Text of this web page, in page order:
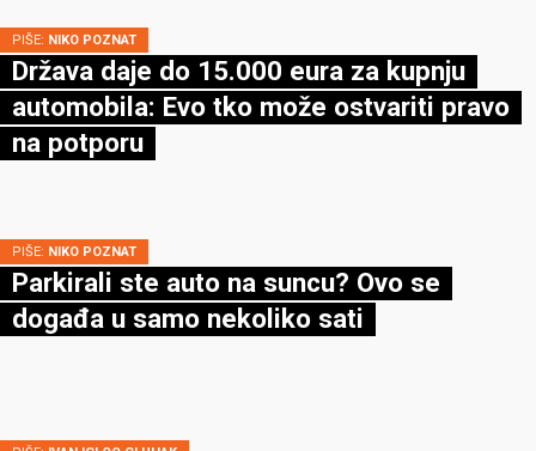
PIŠE: NIKO POZNAT
Država daje do 15.000 eura za kupnju
automobila: Evo tko može ostvariti pravo
na potporu
PIŠE: NIKO POZNAT
Parkirali ste auto na suncu? Ovo se
događa u samo nekoliko sati